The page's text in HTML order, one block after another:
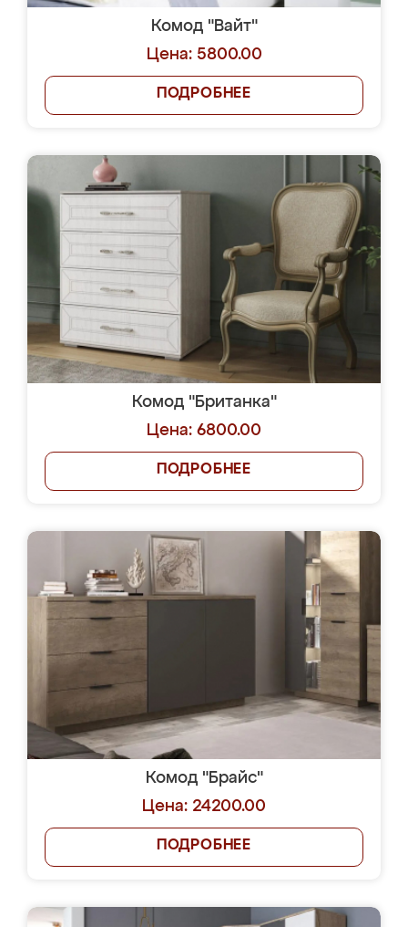
Комод "Вайт"
Цена: 5800.00
ПОДРОБНЕЕ
Комод "Британка"
Цена: 6800.00
ПОДРОБНЕЕ
Комод "Брайс"
Цена: 24200.00
ПОДРОБНЕЕ